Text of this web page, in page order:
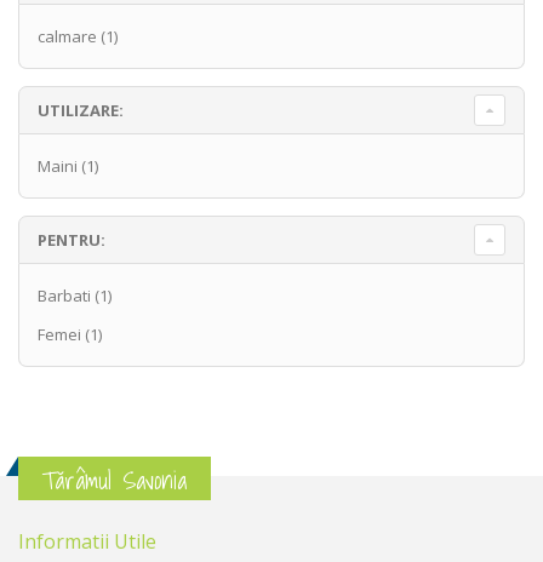
calmare (1)
UTILIZARE:
Maini (1)
PENTRU:
Barbati (1)
Femei (1)
Tărâmul Savonia
Informatii Utile